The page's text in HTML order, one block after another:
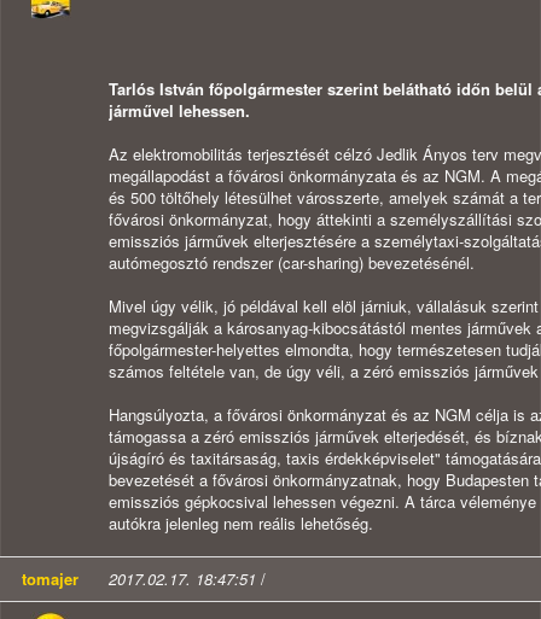
Tarlós István főpolgármester szerint belátható időn
járművel lehessen.
Az elektromobilitás terjesztését célzó Jedlik Ányos terv
megállapodást a fővárosi önkormányzata és az NGM. A
és 500 töltőhely létesülhet városszerte, amelyek számát a
fővárosi önkormányzat, hogy áttekinti a személyszállítási
emissziós járművek elterjesztésére a személytaxi-
autómegosztó rendszer (car-sharing) bevezetésénél.
Mivel úgy vélik, jó példával kell elöl járniuk, vállalásuk
megvizsgálják a károsanyag-kibocsátástól mentes
főpolgármester-helyettes elmondta, hogy természetesen
számos feltétele van, de úgy véli, a zéró emissziós
Hangsúlyozta, a fővárosi önkormányzat és az NGM célja is
támogassa a zéró emissziós járművek elterjedését, és
újságíró és taxitársaság, taxis érdekképviselet"
bevezetését a fővárosi önkormányzatnak, hogy
emissziós gépkocsival lehessen végezni. A tárca
autókra jelenleg nem reális lehetőség.
tomajer 2017.02.17. 18:47:51 /